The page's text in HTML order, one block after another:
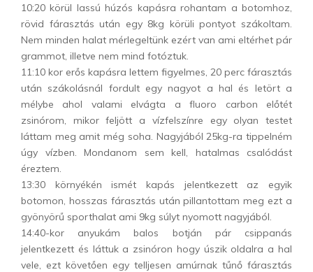
10:20 körül lassú húzós kapásra rohantam a botomhoz,
rövid fárasztás után egy 8kg körüli pontyot szákoltam.
Nem minden halat mérlegeltünk ezért van ami eltérhet pár
grammot, illetve nem mind fotóztuk.
11:10 kor erős kapásra lettem figyelmes, 20 perc fárasztás
után szákolásnál fordult egy nagyot a hal és letört a
mélybe ahol valami elvágta a fluoro carbon előtét
zsinórom, mikor feljött a vízfelszínre egy olyan testet
láttam meg amit még soha. Nagyjából 25kg-ra tippelném
úgy vízben. Mondanom sem kell, hatalmas csalódást
éreztem.
13:30 környékén ismét kapás jelentkezett az egyik
botomon, hosszas fárasztás után pillantottam meg ezt a
gyönyörű sporthalat ami 9kg súlyt nyomott nagyjából.
14:40-kor anyukám balos botján pár csippanás
jelentkezett és láttuk a zsinóron hogy úszik oldalra a hal
vele, ezt követően egy telljesen amúrnak tűnő fárasztás